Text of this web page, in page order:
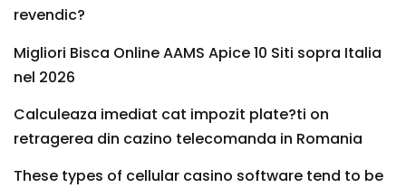
revendic?
Migliori Bisca Online AAMS Apice 10 Siti sopra Italia
nel 2026
Calculeaza imediat cat impozit plate?ti on
retragerea din cazino telecomanda in Romania
These types of cellular casino software tend to be